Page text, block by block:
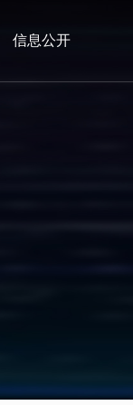
信息公开